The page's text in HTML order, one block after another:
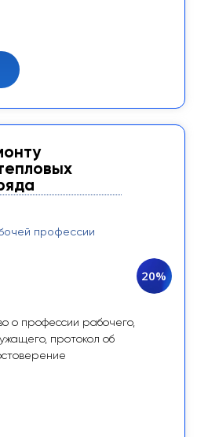
профессии
о профессии рабочего,
протокол об
20%